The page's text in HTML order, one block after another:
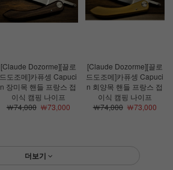
[Claude Dozorme][끌로
드도조메]카퓨셍 Capuci
n 장미목 핸들 프랑스 접
이식 캠핑 나이프
￦74,000￦73,000
[Claude Dozorme][끌로
드도조메]카퓨셍 Capuci
n 회양목 핸들 프랑스 접
이식 캠핑 나이프
￦74,000￦73,000
더보기